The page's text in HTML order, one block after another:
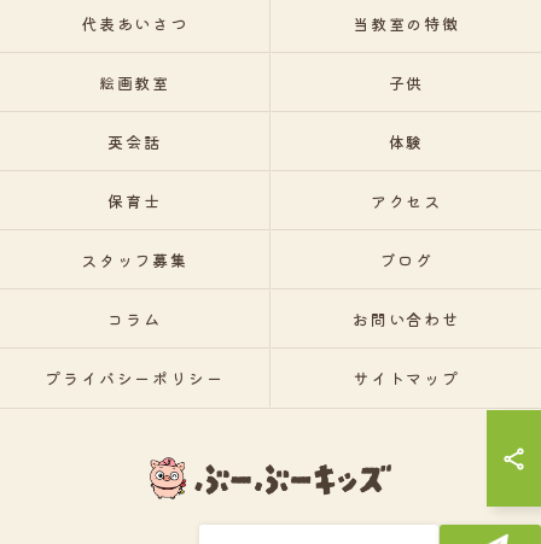
代表あいさつ 当教室の特徴
絵画教室 子供
英会話 体験
保育士 アクセス
スタッフ募集 ブログ
コラム お問い合わせ
プライバシーポリシー サイトマップ